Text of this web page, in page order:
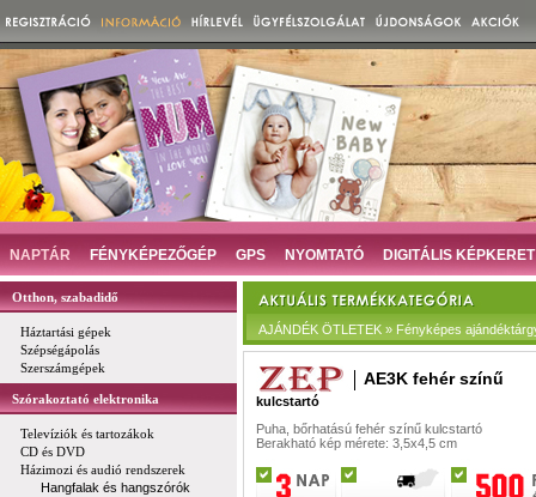
NAPTÁR FÉNYKÉPEZŐGÉP GPS NYOMTATÓ DIGITÁLIS KÉPKERET
Otthon, szabadidő
Háztartási gépek
Szépségápolás
Szerszámgépek
Szórakoztató elektronika
Televíziók és tartozákok
CD és DVD
Házimozi és audió rendszerek
Hangfalak és hangszórók
AJÁNDÉK ÖTLETEK » Fényképes
AE3K fehér színű
kulcstartó
Puha, bőrhatású fehér színű kulcstartó
Berakható kép mérete: 3,5x4,5 cm